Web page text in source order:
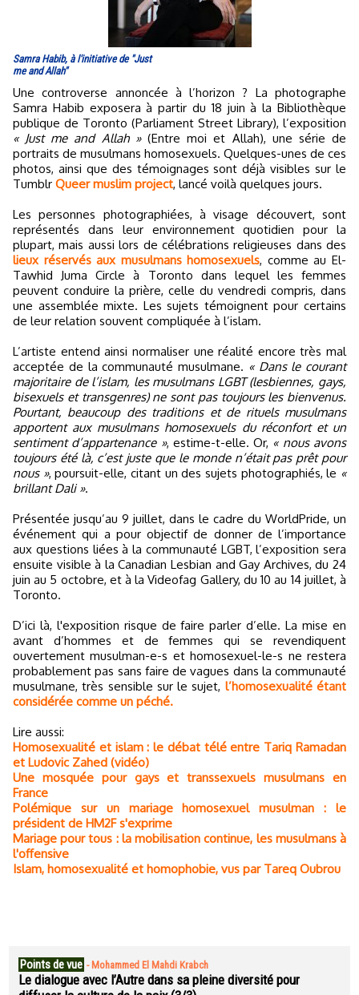
Samra Habib, à l'initiative de "Just
me and Allah"
Une controverse annoncée à l’horizon ? La photographe
Samra Habib exposera à partir du 18 juin à la Bibliothèque
publique de Toronto (Parliament Street Library), l’exposition
« Just me and Allah »(Entre moi et Allah), une série de
portraits de musulmans homosexuels. Quelques-unes de ces
photos, ainsi que des témoignages sont déjà visibles sur le
Tumblr Queer muslim project, lancé voilà quelques jours.
Les personnes photographiées, à visage découvert, sont
représentés dans leur environnement quotidien pour la
plupart, mais aussi lors de célébrations religieuses dans des
lieux réservés aux musulmans homosexuels, comme au El-
Tawhid Juma Circle à Toronto dans lequel les femmes
peuvent conduire la prière, celle du vendredi compris, dans
une assemblée mixte. Les sujets témoignent pour certains
de leur relation souvent compliquée à l’islam.
L’artiste entend ainsi normaliser une réalité encore très mal
acceptée de la communauté musulmane. « Dans le courant
majoritaire de l’islam, les musulmans LGBT (lesbiennes, gays,
bisexuels et transgenres) ne sont pas toujours les bienvenus.
Pourtant, beaucoup des traditions et de rituels musulmans
apportent aux musulmans homosexuels du réconfort et un
sentiment d’appartenance », estime-t-elle. Or, « nous avons
toujours été là, c’est juste que le monde n’était pas prêt pour
nous », poursuit-elle, citant un des sujets photographiés, le «
brillant Dali ».
Présentée jusqu’au 9 juillet, dans le cadre du WorldPride, un
événement qui a pour objectif de donner de l’importance
aux questions liées à la communauté LGBT, l’exposition sera
ensuite visible à la Canadian Lesbian and Gay Archives, du 24
juin au 5 octobre, et à la Videofag Gallery, du 10 au 14 juillet, à
Toronto.
D’ici là, l'exposition risque de faire parler d’elle. La mise en
avant d’hommes et de femmes qui se revendiquent
ouvertement musulman-e-s et homosexuel-le-s ne restera
probablement pas sans faire de vagues dans la communauté
musulmane, très sensible sur le sujet, l’homosexualité étant
considérée comme un péché.
Lire aussi:
Homosexualité et islam : le débat télé entre Tariq Ramadan
et Ludovic Zahed (vidéo)
Une mosquée pour gays et transsexuels musulmans en
France
Polémique sur un mariage homosexuel musulman : le
président de HM2F s'exprime
Mariage pour tous : la mobilisation continue, les musulmans à
l'offensive
Islam, homosexualité et homophobie, vus par Tareq Oubrou
Points de vue - Mohammed El Mahdi Krabch
Le dialogue avec l’Autre dans sa pleine diversité pour